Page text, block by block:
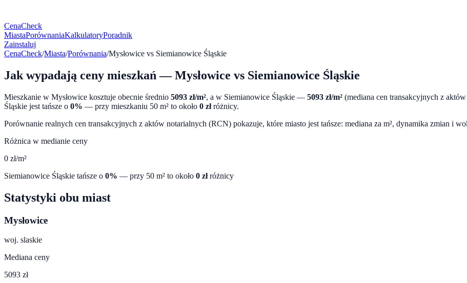
CenaCheck
MiastaPorównaniaKalkulatoryPoradnik
Zainstaluj
CenaCheck/Miasta/Porównania/Mysłowice vs Siemianowice Śląskie
Jak wypadają ceny mieszkań —Mysłowice vs Siemianowice Śląskie
Mieszkanie w Mysłowice kosztuje obecnie średnio 5093 zł/m², a w Siemianowice Śląskie — 5093 zł/m² (mediana cen transakcyjnych z
Śląskie jest tańsze o 0% — przy mieszkaniu 50 m² to około 0 złróżnicy.
Porównanie realnych cen transakcyjnych z aktów notarialnych (RCN) pokazuje, które miasto jest tańsze: mediana za m², dynamika zmian i
Różnica w medianie ceny
0 zł/m²
Siemianowice Śląskie tańsze o 0% — przy 50 m² to około 0 złróżnicy
Statystyki obu miast
Mysłowice
woj. slaskie
Mediana ceny
5093 zł